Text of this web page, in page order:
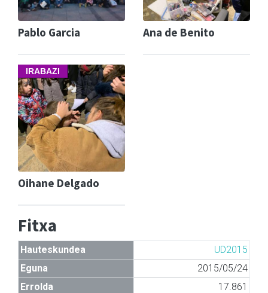
Pablo Garcia Ana de Benito
IRABAZI
Oihane Delgado
Fitxa
Hauteskundea
UD2015
Eguna
2015/05/24
Errolda
17.861